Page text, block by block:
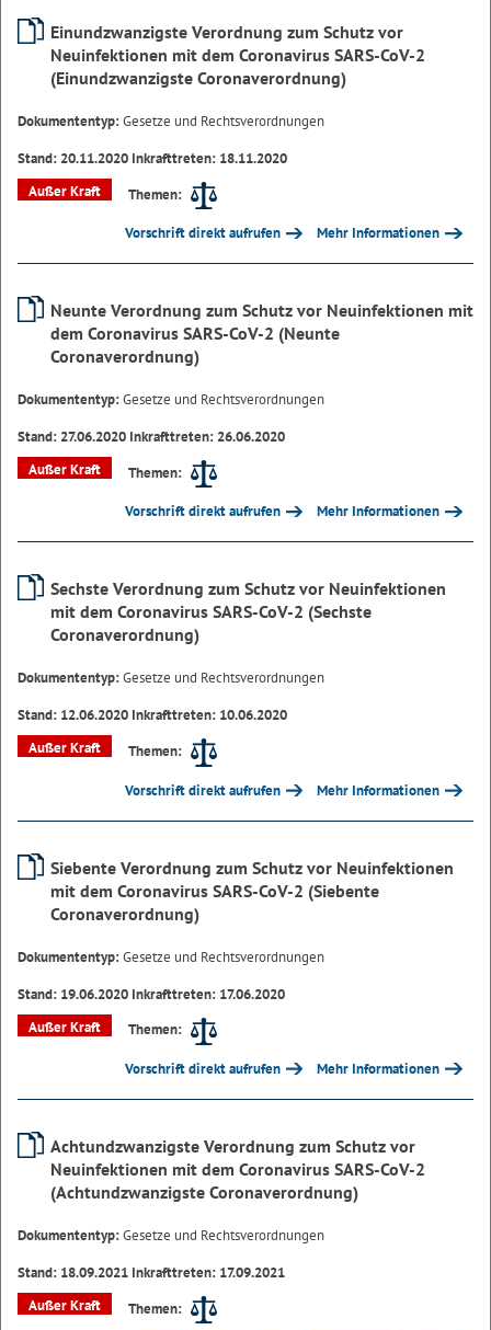
Einundzwanzigste Verordnung zum Schutz vor
Neuinfektionen mit dem Coronavirus SARS-CoV-2
(Einundzwanzigste Coronaverordnung)
Dokumententyp:Gesetze und Rechtsverordnungen
Stand: 20.11.2020 Inkrafttreten: 18.11.2020
Außer Kraft
Themen:
Vorschrift direkt aufrufen Mehr Informationen
Neunte Verordnung zum Schutz vor Neuinfektionen mit
dem Coronavirus SARS-CoV-2 (Neunte
Coronaverordnung)
Dokumententyp:Gesetze und Rechtsverordnungen
Stand: 27.06.2020 Inkrafttreten: 26.06.2020
Außer Kraft
Themen:
Vorschrift direkt aufrufen Mehr Informationen
Sechste Verordnung zum Schutz vor Neuinfektionen
mit dem Coronavirus SARS-CoV-2 (Sechste
Coronaverordnung)
Dokumententyp:Gesetze und Rechtsverordnungen
Stand: 12.06.2020 Inkrafttreten: 10.06.2020
Außer Kraft
Themen:
Vorschrift direkt aufrufen Mehr Informationen
Siebente Verordnung zum Schutz vor Neuinfektionen
mit dem Coronavirus SARS-CoV-2 (Siebente
Coronaverordnung)
Dokumententyp:Gesetze und Rechtsverordnungen
Stand: 19.06.2020 Inkrafttreten: 17.06.2020
Außer Kraft
Themen:
Vorschrift direkt aufrufen Mehr Informationen
Achtundzwanzigste Verordnung zum Schutz vor
Neuinfektionen mit dem Coronavirus SARS-CoV-2
(Achtundzwanzigste Coronaverordnung)
Dokumententyp:Gesetze und Rechtsverordnungen
Stand: 18.09.2021 Inkrafttreten: 17.09.2021
Außer Kraft
Themen: